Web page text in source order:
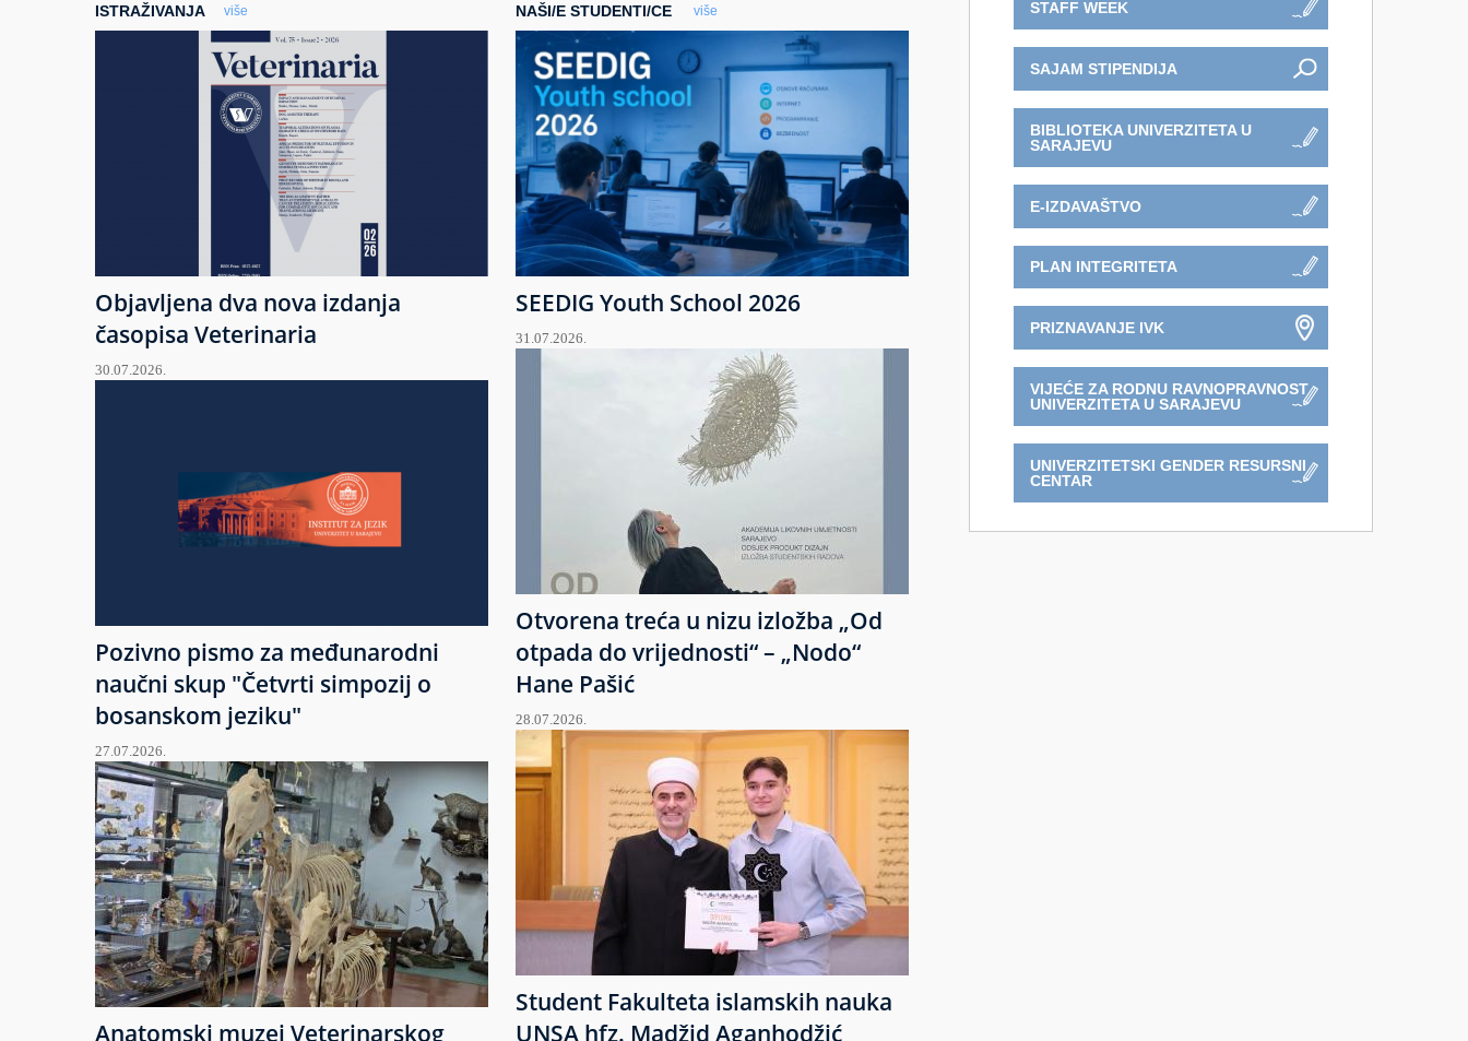
ISTRAŽIVANJA više
Objavljena dva nova izdanja
časopisa Veterinaria
30.07.2026.
Pozivno pismo za međunarodni
naučni skup "Četvrti simpozij o
bosanskom jeziku"
27.07.2026.
Anatomski muzej Veterinarskog
NAŠI/E STUDENTI/CE više
SEEDIG Youth School 2026
31.07.2026.
Otvorena treća u nizu izložba „Od
otpada do vrijednosti“ – „Nodo“
Hane Pašić
28.07.2026.
Student Fakulteta islamskih nauka
UNSA hfz. Madžid Aganhodžić
STAFF WEEK
SAJAM STIPENDIJA
BIBLIOTEKA UNIVERZITETA U
SARAJEVU
E-IZDAVAŠTVO
PLAN INTEGRITETA
PRIZNAVANJE IVK
VIJEĆE ZA RODNU RAVNOPRAVNOST
UNIVERZITETA U SARAJEVU
UNIVERZITETSKI GENDER RESURSNI
CENTAR